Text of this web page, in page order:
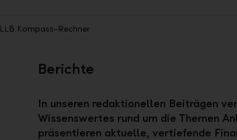
LLB Kompass-Rechner
Berichte
In unseren redaktionellen Beiträgen
Wissenswertes rund um die Themen
präsentieren aktuelle, vertiefende